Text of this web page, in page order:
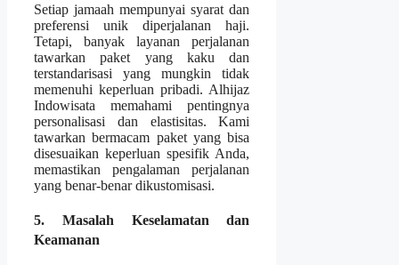
Setiap jamaah mempunyai syarat dan
preferensi unik diperjalanan haji.
Tetapi, banyak layanan perjalanan
tawarkan paket yang kaku dan
terstandarisasi yang mungkin tidak
memenuhi keperluan pribadi. Alhijaz
Indowisata memahami pentingnya
personalisasi dan elastisitas. Kami
tawarkan bermacam paket yang bisa
disesuaikan keperluan spesifik Anda,
memastikan pengalaman perjalanan
yang benar-benar dikustomisasi.
5. Masalah Keselamatan dan
Keamanan